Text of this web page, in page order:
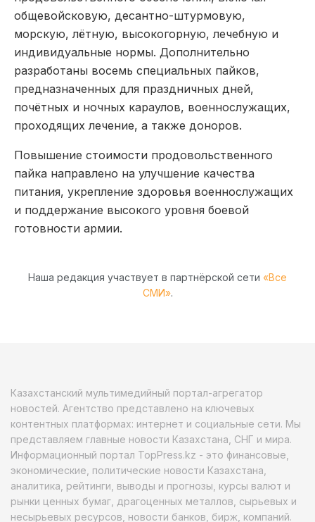
общевойсковую, десантно-штурмовую,
морскую, лётную, высокогорную, лечебную и
индивидуальные нормы. Дополнительно
разработаны восемь специальных пайков,
предназначенных для праздничных дней,
почётных и ночных караулов, военнослужащих,
проходящих лечение, а также доноров.
Повышение стоимости продовольственного
пайка направлено на улучшение качества
питания, укрепление здоровья военнослужащих
и поддержание высокого уровня боевой
готовности армии.
Наша редакция участвует в партнёрской сети «Все
СМИ».
Казахстанский мультимедийный портал-агрегатор
новостей. Агентство представлено на ключевых
контентных платформах: интернет и социальные сети. Мы
представляем главные новости Казахстана, СНГ и мира.
Информационный портал TopPress.kz - это финансовые,
экономические, политические новости Казахстана,
аналитика, рейтинги, выводы и прогнозы, курсы валют и
рынки ценных бумаг, драгоценных металлов, сырьевых и
несырьевых ресурсов, новости банков, бирж, компаний.